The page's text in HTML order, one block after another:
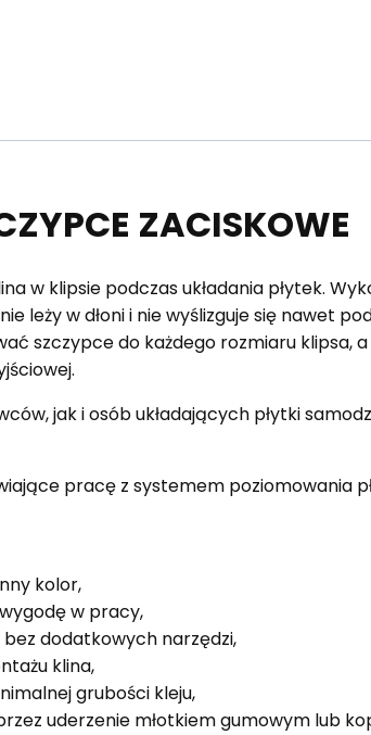
ZACISKOWE
w klipsie podczas układania płytek.
leży w dłoni i nie wyślizguje się nawet
szczypce do każdego rozmiaru klipsa,
jak i osób układających płytki
pracę z systemem poziomowania
kolor,
w pracy,
dodatkowych narzędzi,
klina,
grubości kleju,
uderzenie młotkiem gumowym lub